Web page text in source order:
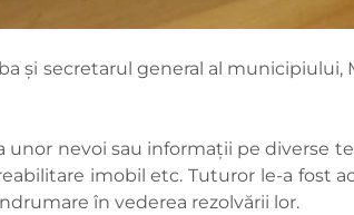
și secretarul general al
nevoi sau informații pe diverse
imobil etc. Tuturor le-a fost
în vederea rezolvării lor.